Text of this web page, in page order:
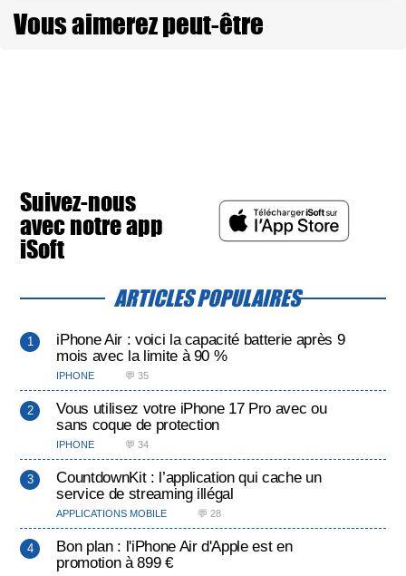
Vous aimerez peut-être
Suivez-nous
avec notre app
iSoft
ARTICLES POPULAIRES
iPhone Air : voici la capacité batterie après 9
mois avec la limite à 90 %
IPHONE 💬 35
Vous utilisez votre iPhone 17 Pro avec ou
sans coque de protection
IPHONE 💬 34
CountdownKit : l’application qui cache un
service de streaming illégal
APPLICATIONS MOBILE 💬 28
Bon plan : l'iPhone Air d'Apple est en
promotion à 899 €